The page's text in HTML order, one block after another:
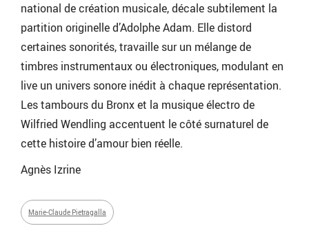
national de création musicale, décale subtilement la
partition originelle d’Adolphe Adam. Elle distord
certaines sonorités, travaille sur un mélange de
timbres instrumentaux ou électroniques, modulant en
live un univers sonore inédit à chaque représentation.
Les tambours du Bronx et la musique électro de
Wilfried Wendling accentuent le côté surnaturel de
cette histoire d’amour bien réelle.
Agnès Izrine
Marie-Claude Pietragalla